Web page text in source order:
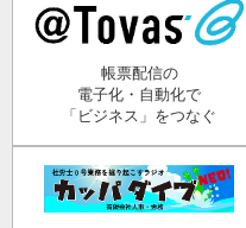
帳票配信の
電子化・自動化で
「ビジネス」をつなぐ